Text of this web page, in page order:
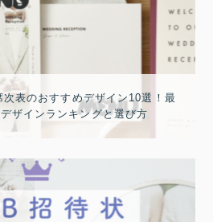
次表のおすすめデザイン10選！最
ザインランキングと選び方